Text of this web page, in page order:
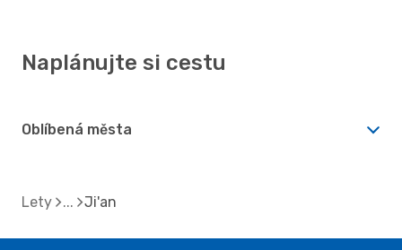
Naplánujte si cestu
Oblíbená města
Lety Ji'an